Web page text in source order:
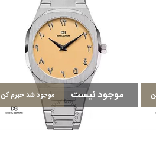
موجود نیست موجود شد خبرم کن